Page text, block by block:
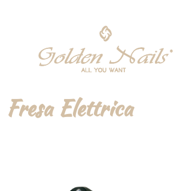
Fresa Elettrica
Fresa Elettrica